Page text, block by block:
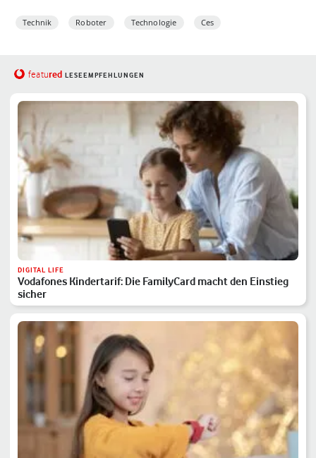
Technik Roboter Technologie Ces
featured LESEEMPFEHLUNGEN
DIGITAL LIFE
Vodafones Kindertarif: Die FamilyCard macht den Einstieg
sicher